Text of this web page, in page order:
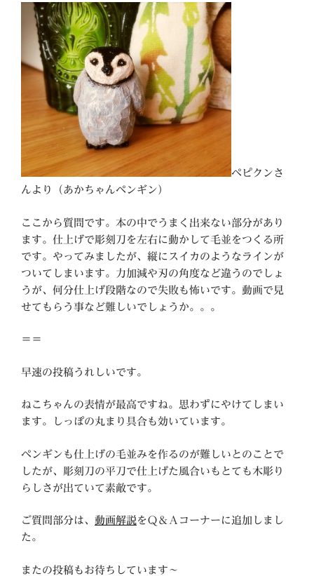
ペピクンさ
んより（あかちゃんペンギン）
ここから質問です。本の中でうまく出来ない部分があり
ます。仕上げで彫刻刀を左右に動かして毛並をつくる所
です。やってみましたが、縦にスイカのようなラインが
ついてしまいます。力加減や刃の角度など違うのでしょ
うが、何分仕上げ段階なので失敗も怖いです。動画で見
せてもらう事など難しいでしょうか。。。
＝＝
早速の投稿うれしいです。
ねこちゃんの表情が最高ですね。思わずにやけてしまい
ます。しっぽの丸まり具合も効いています。
ペンギンも仕上げの毛並みを作るのが難しいとのことで
したが、彫刻刀の平刀で仕上げた風合いもとても木彫り
らしさが出ていて素敵です。
ご質問部分は、 動画解説 をＱ＆Ａコーナーに追加しまし
た。
またの投稿もお待ちしています～